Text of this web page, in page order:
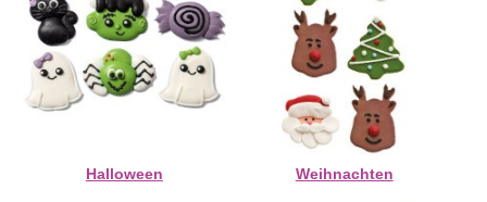
Halloween Weihnachten